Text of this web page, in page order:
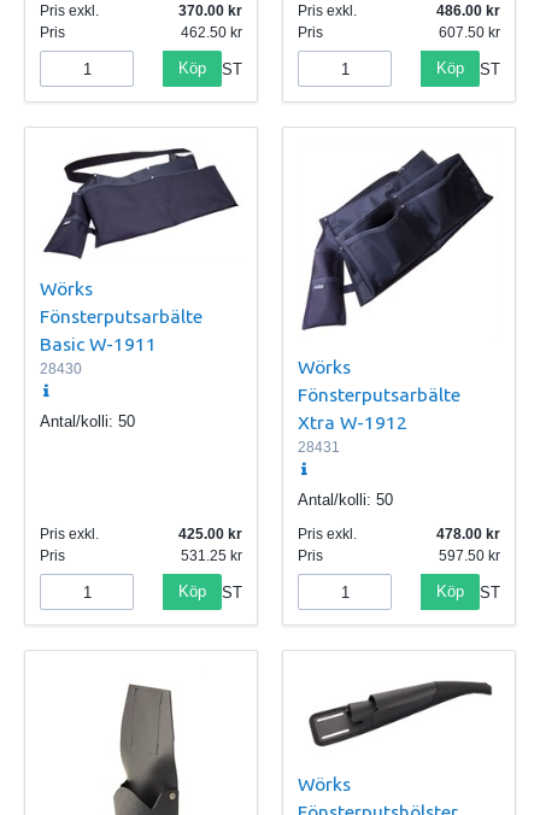
Pris exkl.
370.00
Pris
462.50
Köp ST
Pris exkl.
486.00
Pris
607.50
Köp ST
Wörks
Fönsterputsarbälte
Basic W-1911
28430
Antal/kolli: 50
Pris exkl.
425.00
Pris
531.25
Köp ST
Wörks
Fönsterputsarbälte
Xtra W-1912
28431
Antal/kolli: 50
Pris exkl.
478.00
Pris
597.50
Köp ST
Wörks